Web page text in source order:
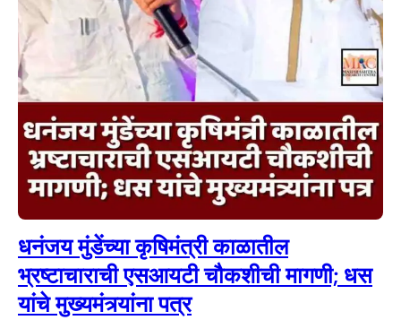
धनंजय मुंडेंच्या कृषिमंत्री काळातील
भ्रष्टाचाराची एसआयटी चौकशीची मागणी; धस
यांचे मुख्यमंत्र्यांना पत्र